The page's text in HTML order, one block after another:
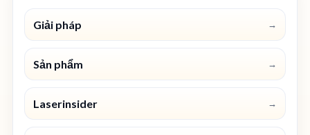
Giải pháp →
Sản phẩm →
Laserinsider →